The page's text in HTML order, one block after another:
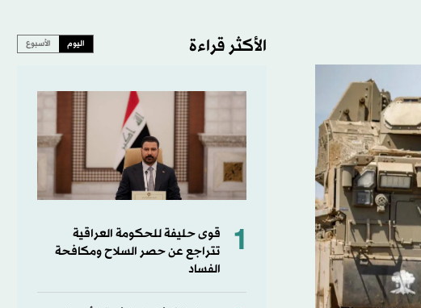
الأكثر قراءة اليوم الأسبوع
1
قوى حليفة للحكومة العراقية
تتراجع عن حصر السلاح ومكافحة
الفساد